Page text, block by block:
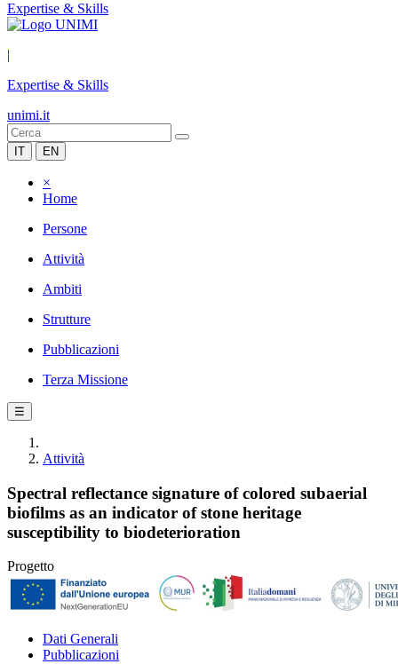
Expertise & Skills
|
Expertise & Skills
unimi.it
IT EN
×
Home
Persone
Attività
Ambiti
Strutture
Pubblicazioni
Terza Missione
☰
Attività
Spectral reflectance signature of colored subaerial
biofilms as an indicator of stone heritage
susceptibility to biodeterioration
Progetto
Dati Generali
Pubblicazioni